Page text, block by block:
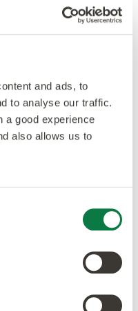
and ads, to
to analyse our traffic.
a good experience
also allows us to
plombante
d'usure de